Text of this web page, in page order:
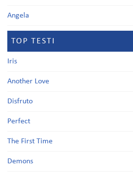
Angela
TOP TESTI
Iris
Another Love
Disfruto
Perfect
The First Time
Demons